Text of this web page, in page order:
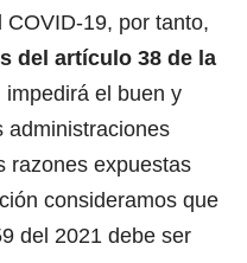
19, por tanto,
del artículo 38 de la
impedirá el buen y
administraciones
razones expuestas
consideramos que
del 2021 debe ser